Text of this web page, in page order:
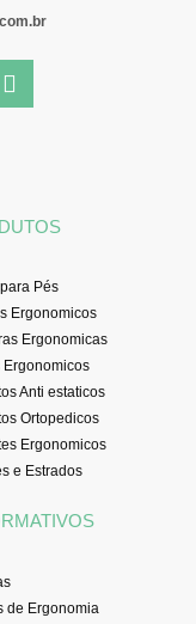
L
i
i
n
Pés
Ergonomicos
Ergonomicas
Ergonomicos
Anti estaticos
Ortopedicos
Ergonomicos
e Estrados
de Ergonomia